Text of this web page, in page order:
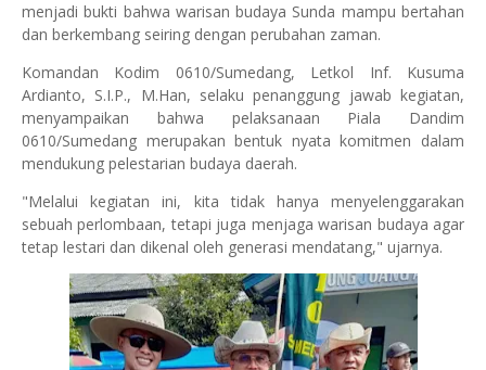
menjadi bukti bahwa warisan budaya Sunda mampu bertahan
dan berkembang seiring dengan perubahan zaman.
Komandan Kodim 0610/Sumedang, Letkol Inf. Kusuma
Ardianto, S.I.P., M.Han, selaku penanggung jawab kegiatan,
menyampaikan bahwa pelaksanaan Piala Dandim
0610/Sumedang merupakan bentuk nyata komitmen dalam
mendukung pelestarian budaya daerah.
"Melalui kegiatan ini, kita tidak hanya menyelenggarakan
sebuah perlombaan, tetapi juga menjaga warisan budaya agar
tetap lestari dan dikenal oleh generasi mendatang," ujarnya.